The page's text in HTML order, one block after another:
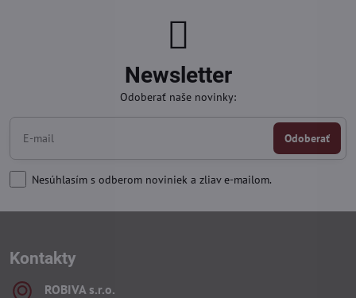
Newsletter
Odoberať naše novinky:
Odoberať
Nesúhlasím s odberom noviniek a zliav e-mailom.
Kontakty
ROBIVA s​.r​.o​.